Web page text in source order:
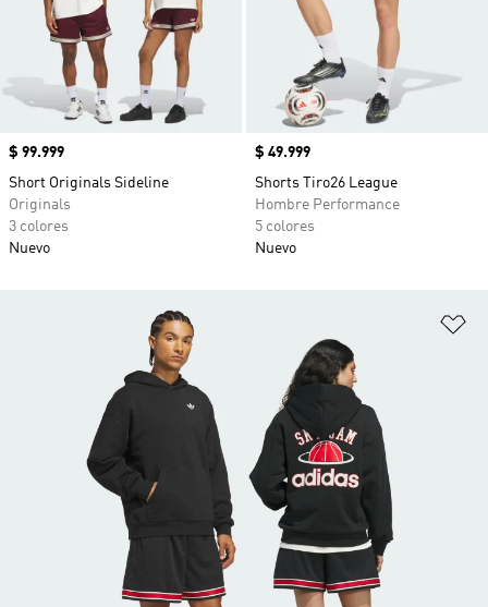
Precio
$ 99.999
Short Originals Sideline
Originals
3 colores
Nuevo
Precio
$ 49.999
Shorts Tiro26 League
Hombre Performance
5 colores
Nuevo